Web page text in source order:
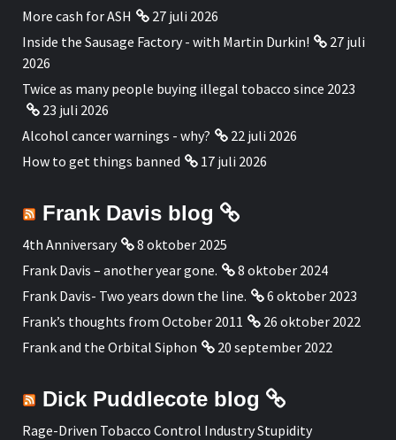
More cash for ASH
27 juli 2026
Inside the Sausage Factory - with Martin Durkin!
27 juli
2026
Twice as many people buying illegal tobacco since 2023
23 juli 2026
Alcohol cancer warnings - why?
22 juli 2026
How to get things banned
17 juli 2026
Frank Davis blog
4th Anniversary
8 oktober 2025
Frank Davis – another year gone.
8 oktober 2024
Frank Davis- Two years down the line.
6 oktober 2023
Frank’s thoughts from October 2011
26 oktober 2022
Frank and the Orbital Siphon
20 september 2022
Dick Puddlecote blog
Rage-Driven Tobacco Control Industry Stupidity